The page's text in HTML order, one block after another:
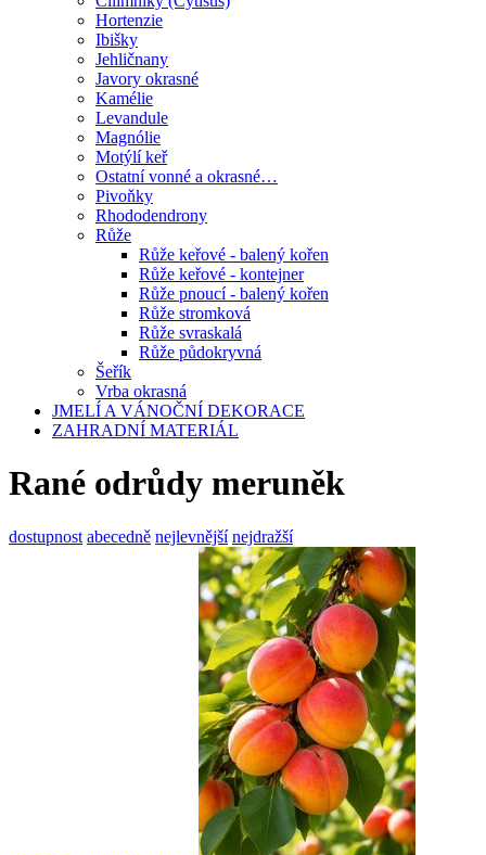
Hortenzie
Ibišky
Jehličnany
Javory okrasné
Kamélie
Levandule
Magnólie
Motýlí keř
Ostatní vonné a okrasné…
Pivoňky
Rhododendrony
Růže
Růže keřové - balený kořen
Růže keřové - kontejner
Růže pnoucí - balený kořen
Růže stromková
Růže svraskalá
Růže půdokryvná
Šeřík
Vrba okrasná
JMELÍ A VÁNOČNÍ DEKORACE
ZAHRADNÍ MATERIÁL
Rané odrůdy meruněk
dostupnost abecedně nejlevnější nejdražší